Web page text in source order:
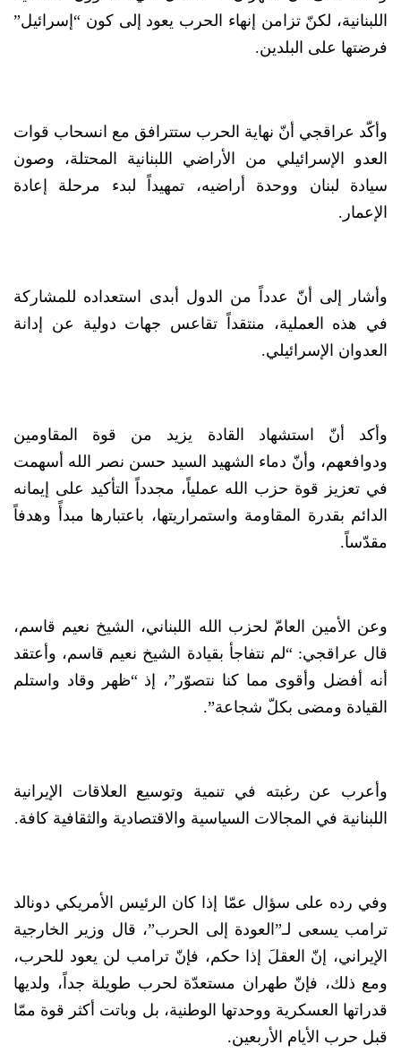
اللبنانية، لكنّ تزامن إنهاء الحرب يعود إلى كون “إسرائيل”
فرضتها على البلدين.
وأكّد عراقجي أنّ نهاية الحرب ستترافق مع انسحاب قوات
العدو الإسرائيلي من الأراضي اللبنانية المحتلة، وصون
سيادة لبنان ووحدة أراضيه، تمهيداً لبدء مرحلة إعادة
الإعمار.
وأشار إلى أنّ عدداً من الدول أبدى استعداده للمشاركة
في هذه العملية، منتقداً تقاعس جهات دولية عن إدانة
العدوان الإسرائيلي.
وأكد أنّ استشهاد القادة يزيد من قوة المقاومين
ودوافعهم، وأنّ دماء الشهيد السيد حسن نصر الله أسهمت
في تعزيز قوة حزب الله عملياً، مجدداً التأكيد على إيمانه
الدائم بقدرة المقاومة واستمراريتها، باعتبارها مبدأً وهدفاً
مقدّساً.
وعن الأمين العامّ لحزب الله اللبناني، الشيخ نعيم قاسم،
قال عراقجي: “لم نتفاجأ بقيادة الشيخ نعيم قاسم، وأعتقد
أنه أفضل وأقوى مما كنا نتصوّر”، إذ “ظهر وقاد واستلم
القيادة ومضى بكلّ شجاعة”.
وأعرب عن رغبته في تنمية وتوسيع العلاقات الإيرانية
اللبنانية في المجالات السياسية والاقتصادية والثقافية كافة.
وفي رده على سؤال عمّا إذا كان الرئيس الأمريكي دونالد
ترامب يسعى لـ”العودة إلى الحرب”، قال وزير الخارجية
الإيراني، إنّ العقلَ إذا حكم، فإنّ ترامب لن يعود للحرب،
ومع ذلك، فإنّ طهران مستعدّة لحرب طويلة جداً، ولديها
قدراتها العسكرية ووحدتها الوطنية، بل وباتت أكثر قوة ممّا
قبل حرب الأيام الأربعين.